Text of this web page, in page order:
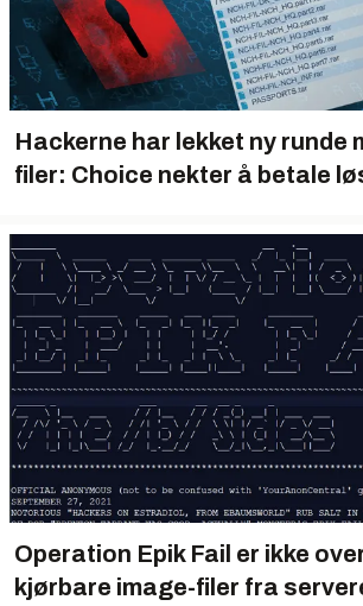
Hackerne har lekket ny runde
filer: Choice nekter å betale
Operation Epik Fail er ikke
kjørbare image-filer fra